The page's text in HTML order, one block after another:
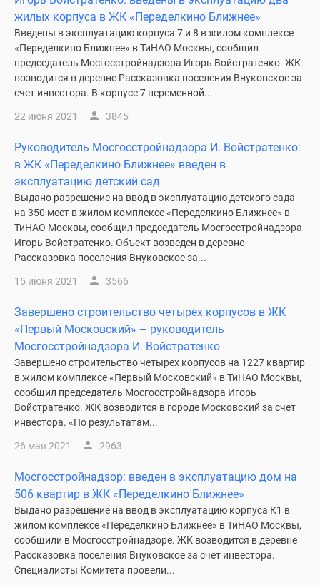
жилых корпуса в ЖК «Переделкино Ближнее»
Введены в эксплуатацию корпуса 7 и 8 в жилом комплексе
«Переделкино Ближнее» в ТиНАО Москвы, сообщил
председатель Мосгосстройнадзора Игорь Войстратенко. ЖК
возводится в деревне Рассказовка поселения Внуковское за
счет инвестора. В корпусе 7 переменной...
22 июня 2021 3845
Руководитель Мосгосстройнадзора И. Войстратенко:
в ЖК «Переделкино Ближнее» введен в
эксплуатацию детский сад
Выдано разрешение на ввод в эксплуатацию детского сада
на 350 мест в жилом комплексе «Переделкино Ближнее» в
ТиНАО Москвы, сообщил председатель Мосгосстройнадзора
Игорь Войстратенко. Объект возведен в деревне
Рассказовка поселения Внуковское за...
15 июня 2021 3566
Завершено строительство четырех корпусов в ЖК
«Первый Московский» – руководитель
Мосгосстройнадзора И. Войстратенко
Завершено строительство четырех корпусов на 1227 квартир
в жилом комплексе «Первый Московский» в ТиНАО Москвы,
сообщил председатель Мосгосстройнадзора Игорь
Войстратенко. ЖК возводится в городе Московский за счет
инвестора. «По результатам...
26 мая 2021 2963
Мосгосстройнадзор: введен в эксплуатацию дом на
506 квартир в ЖК «Переделкино Ближнее»
Выдано разрешение на ввод в эксплуатацию корпуса К1 в
жилом комплексе «Переделкино Ближнее» в ТиНАО Москвы,
сообщили в Мосгосстройнадзоре. ЖК возводится в деревне
Рассказовка поселения Внуковское за счет инвестора.
Специалисты Комитета провели...